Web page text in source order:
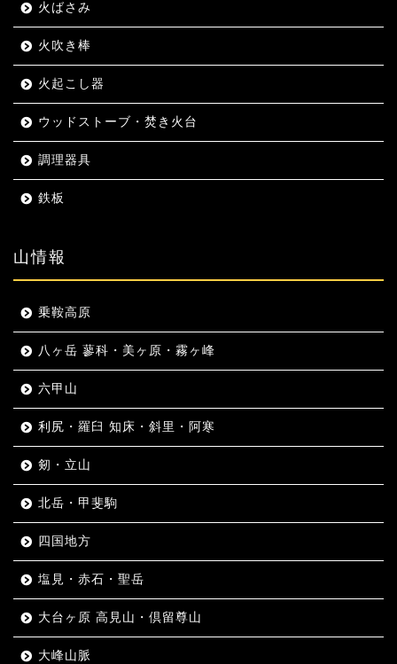
火ばさみ
火吹き棒
火起こし器
ウッドストーブ・焚き火台
調理器具
鉄板
山情報
乗鞍高原
八ヶ岳 蓼科・美ヶ原・霧ヶ峰
六甲山
利尻・羅臼 知床・斜里・阿寒
剱・立山
北岳・甲斐駒
四国地方
塩見・赤石・聖岳
大台ヶ原 高見山・倶留尊山
大峰山脈